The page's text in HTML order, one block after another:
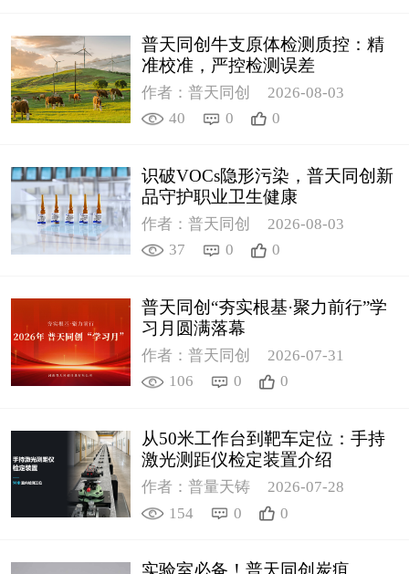
普天同创牛支原体检测质控：精
准校准，严控检测误差
作者：普天同创
2026-08-03
40
0 0
识破VOCs隐形污染，普天同创新
品守护职业卫生健康
作者：普天同创
2026-08-03
37
0 0
普天同创“夯实根基·聚力前行”学
习月圆满落幕
作者：普天同创
2026-07-31
106
0 0
从50米工作台到靶车定位：手持
激光测距仪检定装置介绍
作者：普量天铸
2026-07-28
154
0 0